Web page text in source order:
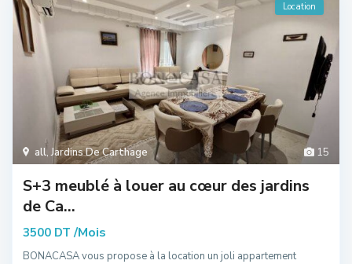
15
all,Jardins De Carthage
Location
S+3 meublé à louer au cœur des jardins
de Ca...
3500 DT/Mois
BONACASA vous propose à la location un joli appartement